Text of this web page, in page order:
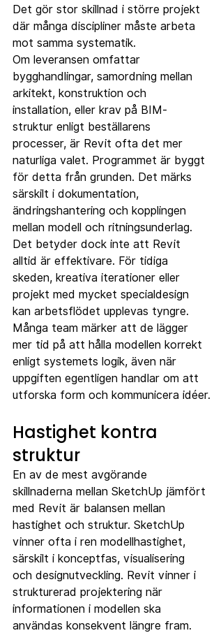
Det gör stor skillnad i större projekt
där många discipliner måste arbeta
mot samma systematik.
Om leveransen omfattar
bygghandlingar, samordning mellan
arkitekt, konstruktion och
installation, eller krav på BIM-
struktur enligt beställarens
processer, är Revit ofta det mer
naturliga valet. Programmet är byggt
för detta från grunden. Det märks
särskilt i dokumentation,
ändringshantering och kopplingen
mellan modell och ritningsunderlag.
Det betyder dock inte att Revit
alltid är effektivare. För tidiga
skeden, kreativa iterationer eller
projekt med mycket specialdesign
kan arbetsflödet upplevas tyngre.
Många team märker att de lägger
mer tid på att hålla modellen korrekt
enligt systemets logik, även när
uppgiften egentligen handlar om att
utforska form och kommunicera idéer.
Hastighet kontra
struktur
En av de mest avgörande
skillnaderna mellan SketchUp jämfört
med Revit är balansen mellan
hastighet och struktur. SketchUp
vinner ofta i ren modellhastighet,
särskilt i konceptfas, visualisering
och designutveckling. Revit vinner i
strukturerad projektering när
informationen i modellen ska
användas konsekvent längre fram.